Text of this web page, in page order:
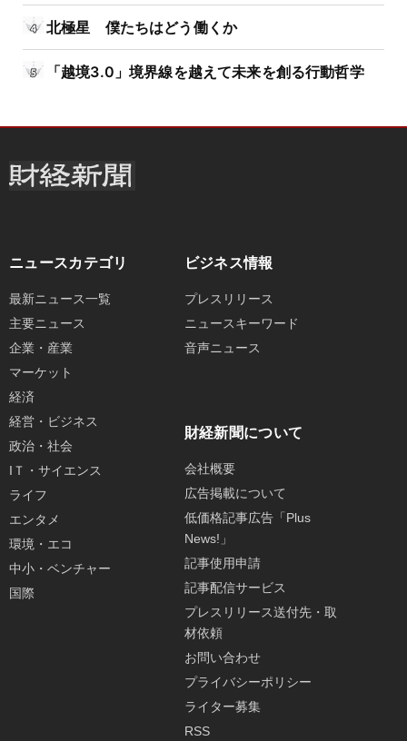
北極星 僕たちはどう働くか
「越境3.0」境界線を越えて未来を創る行動哲学
ニュースカテゴリ
最新ニュース一覧
主要ニュース
企業・産業
マーケット
経済
経営・ビジネス
政治・社会
IＴ・サイエンス
ライフ
エンタメ
環境・エコ
中小・ベンチャー
国際
ビジネス情報
プレスリリース
ニュースキーワード
音声ニュース
財経新聞について
会社概要
広告掲載について
低価格記事広告「Plus
News!」
記事使用申請
記事配信サービス
プレスリリース送付先・取
材依頼
お問い合わせ
プライバシーポリシー
ライター募集
RSS